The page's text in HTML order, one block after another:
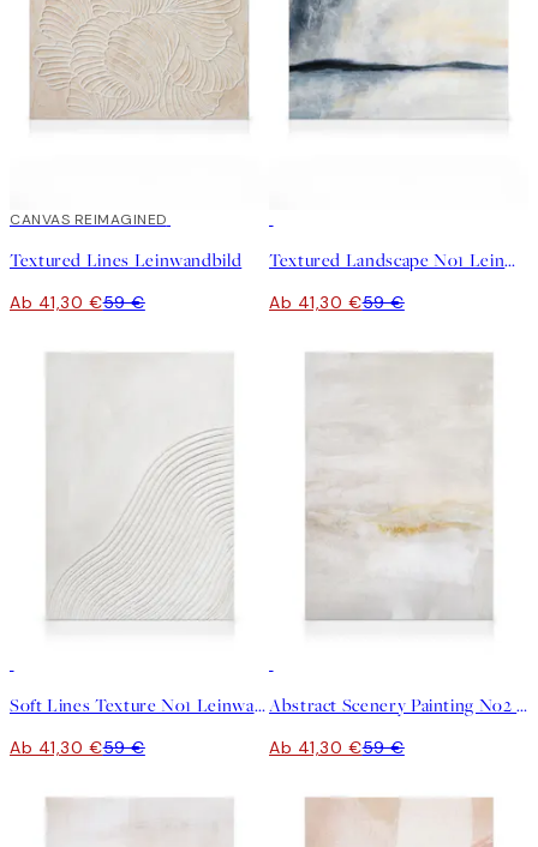
30%*
CANVAS REIMAGINED
Textured Lines Leinwandbild
Ab 41,30 €59 €
Textured Landscape No1 Leinwandbild
Ab 41,30 €59 €
Soft Lines Texture No1 Leinwandbild
Ab 41,30 €59 €
Abstract Scenery Painting No2 Leinwandbild
Ab 41,30 €59 €